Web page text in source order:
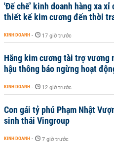
'Đế chế’ kinh doanh hàng xa xỉ
thiết kế kim cương đến thời
KINH DOANH - 17 giờ trước
Hãng kim cương tài trợ vương
hậu thông báo ngừng hoạt
KINH DOANH - 12 giờ trước
Con gái tỷ phú Phạm Nhật
sinh thái Vingroup
KINH DOANH - 7 giờ trước